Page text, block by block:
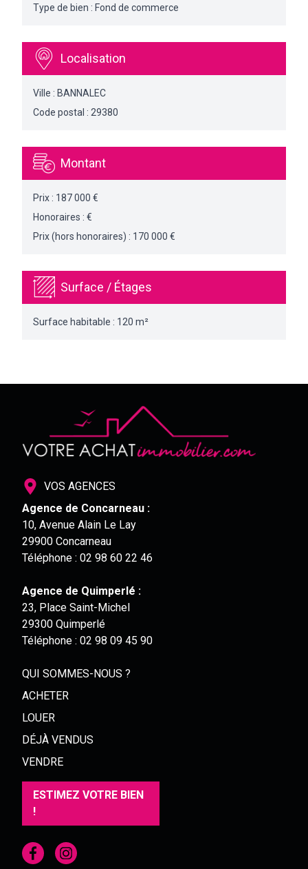
Type de bien : Fond de commerce
Localisation
Ville : BANNALEC
Code postal : 29380
Montant
Prix : 187 000 €
Honoraires : €
Prix (hors honoraires) : 170 000 €
Surface / Étages
Surface habitable : 120 m²
VOS AGENCES
Agence de Concarneau :
10, Avenue Alain Le Lay
29900 Concarneau
Téléphone : 02 98 60 22 46
Agence de Quimperlé :
23, Place Saint-Michel
29300 Quimperlé
Téléphone : 02 98 09 45 90
QUI SOMMES-NOUS ?
ACHETER
LOUER
DÉJÀ VENDUS
VENDRE
ESTIMEZ VOTRE BIEN
!